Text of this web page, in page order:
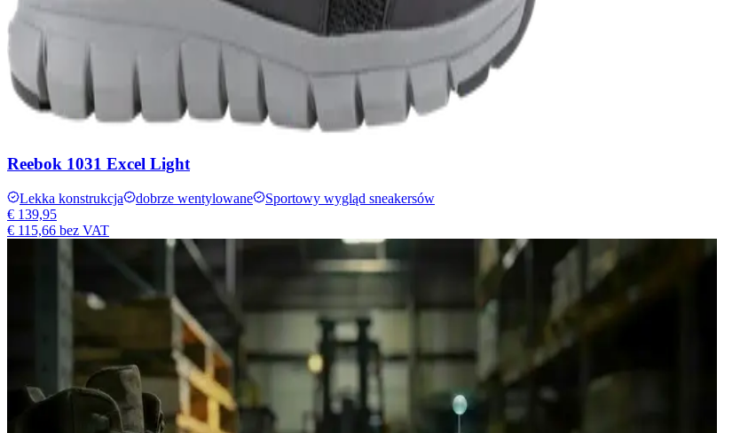
Reebok 1031 Excel Light
Lekka konstrukcja dobrze wentylowane
Sportowy wygląd sneakersów
€ 139,95
€ 115,66 bez VAT